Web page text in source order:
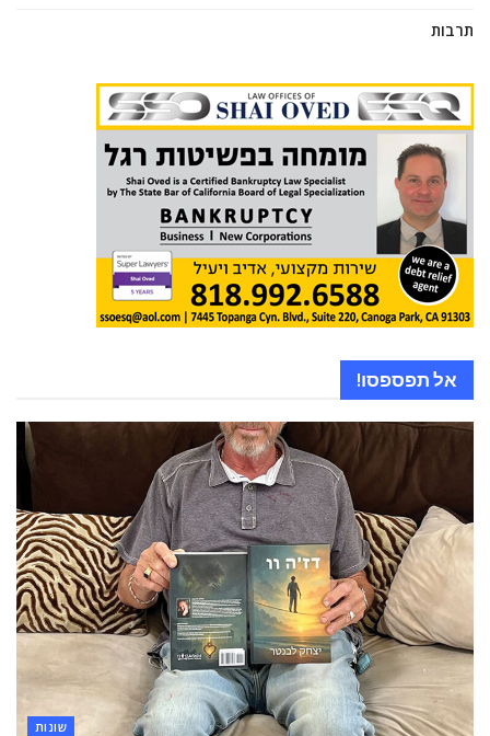
תרבות
אל תפספסו!
שונות